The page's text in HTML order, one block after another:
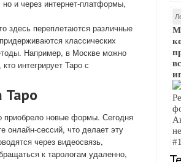
и через интернет-платформы,
здесь переплетаются различные
классических
Например, в Москве можно
интегрирует Таро с
Таро
приобрело новые формы. Сегодня
онлайн-сессий, что делает эту
через видеосвязь,
к тарологам удаленно,